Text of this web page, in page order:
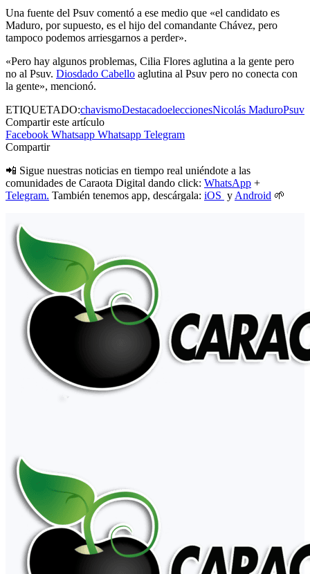
Una fuente del Psuv comentó a ese medio que «el candidato es
Maduro, por supuesto, es el hijo del comandante Chávez, pero
tampoco podemos arriesgarnos a perder».
«Pero hay algunos problemas, Cilia Flores aglutina a la gente pero
no al Psuv. Diosdado Cabello aglutina al Psuv pero no conecta con
la gente», mencionó.
ETIQUETADO:chavismoDestacadoeleccionesNicolás MaduroPsuv
Compartir este artículo
Facebook Whatsapp Whatsapp Telegram
Compartir
📲 Sigue nuestras noticias en tiempo real uniéndote a las
comunidades de Caraota Digital dando click: WhatsApp +
Telegram. También tenemos app, descárgala: iOS y Android 🌱